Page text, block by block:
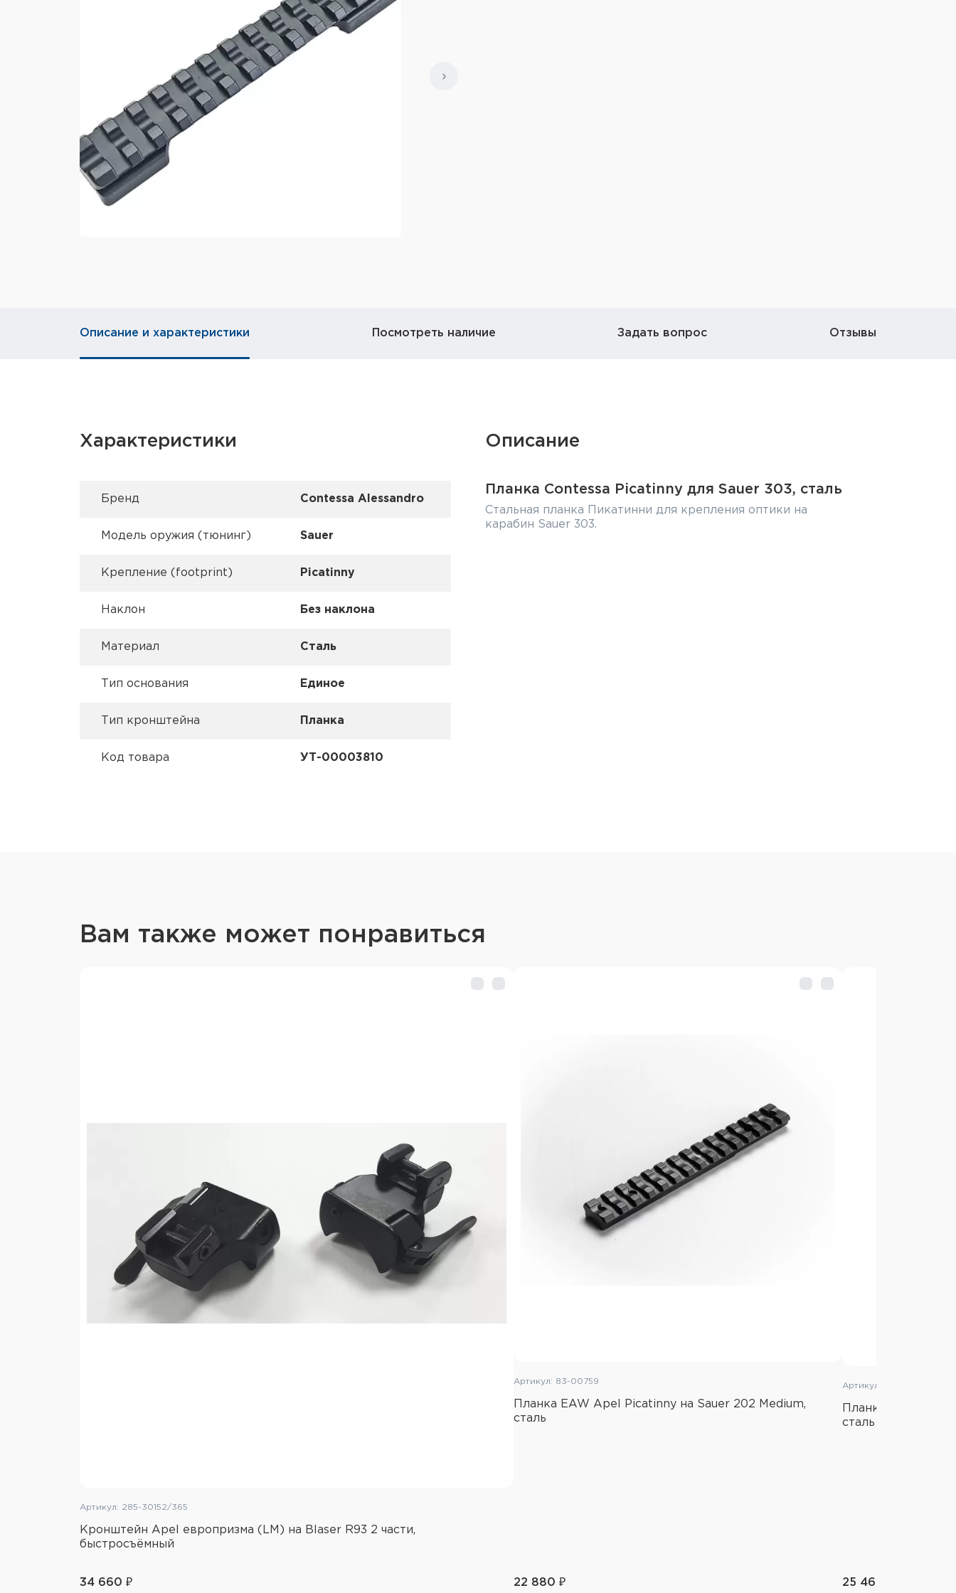
Описание и характеристики Посмотреть наличие Задать вопрос Отзывы
Характеристики
Брeнд Contessa Alessandro
Модель оружия (тюнинг) Sauer
Крепление (footprint) Picatinny
Наклон Без наклона
Материал Сталь
Тип основания Единое
Тип кронштейна Планка
Код товара УТ-00003810
Описание
Планка Contessa Picatinny для Sauer 303, сталь
Стальная планка Пикатинни для крепления оптики на
карабин Sauer 303.
Вам также может понравиться
Артикул: 285-30152/365
Кронштейн Apel европризма (LM) на Blaser R93 2 части,
быстросъёмный
34 660 ₽
Артикул: 83-00759
Планка EAW Apel Picatinny на Sauer 202 Medium,
сталь
22 880 ₽
Артикул: 83-00659
Планка EAW Apel
сталь
25 460 ₽